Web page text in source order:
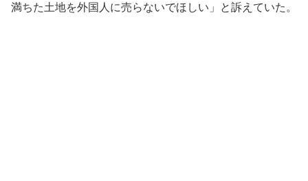
満ちた土地を外国人に売らないでほしい」と訴えていた。